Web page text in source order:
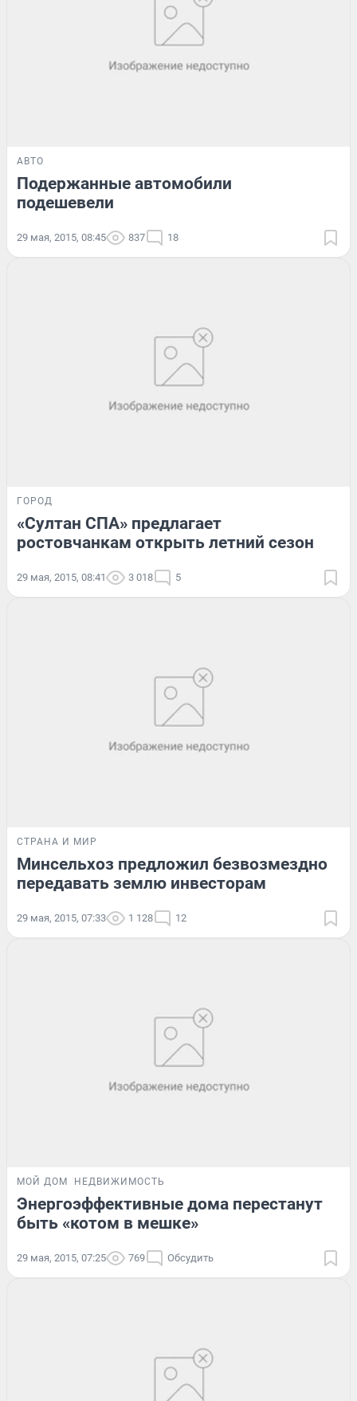
АВТО
Подержанные автомобили
подешевели
29 мая, 2015, 08:45 837 18
ГОРОД
«Султан СПА» предлагает
ростовчанкам открыть летний сезон
29 мая, 2015, 08:41 3 018 5
СТРАНА И МИР
Минсельхоз предложил безвозмездно
передавать землю инвесторам
29 мая, 2015, 07:33 1 128 12
МОЙ ДОМ НЕДВИЖИМОСТЬ
Энергоэффективные дома перестанут
быть «котом в мешке»
29 мая, 2015, 07:25 769 Обсудить